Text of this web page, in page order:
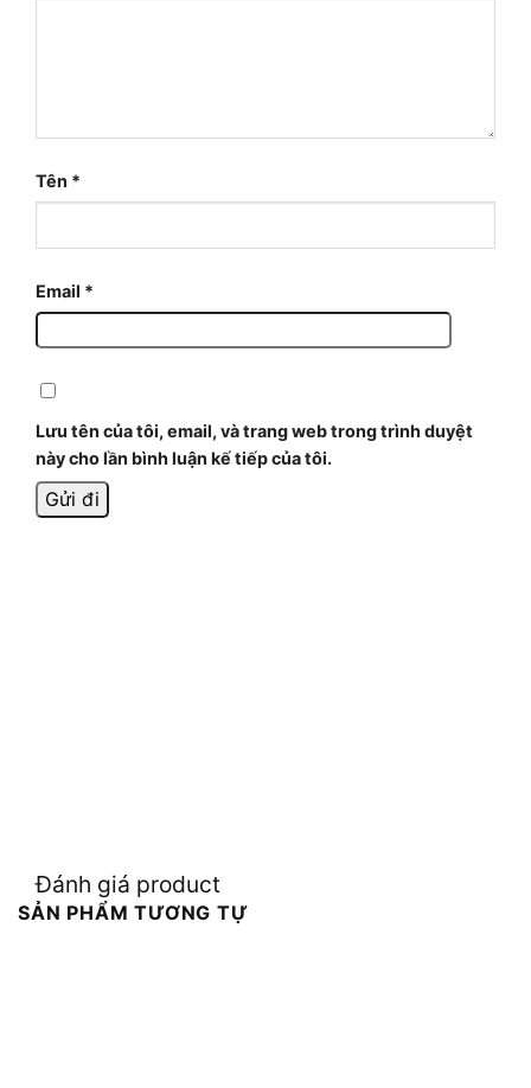
Tên *
Email *
Lưu tên của tôi, email, và trang web trong trình duyệt
này cho lần bình luận kế tiếp của tôi.
Đánh giá product
SẢN PHẨM TƯƠNG TỰ